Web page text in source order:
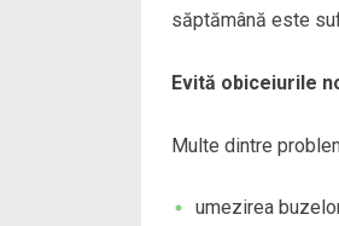
săptămână este
Evită obiceiurile
Multe dintre
umezirea